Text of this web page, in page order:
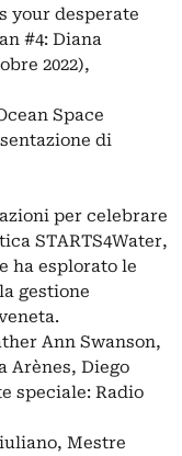
your desperate
#4: Diana
2022),
Space
di
per celebrare
STARTS4Water,
ha esplorato le
gestione
Ann Swanson,
Arènes, Diego
speciale: Radio
Mestre